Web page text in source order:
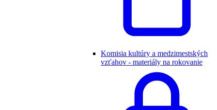
Komisia kultúry a medzimestských
vzťahov - materiály na rokovanie